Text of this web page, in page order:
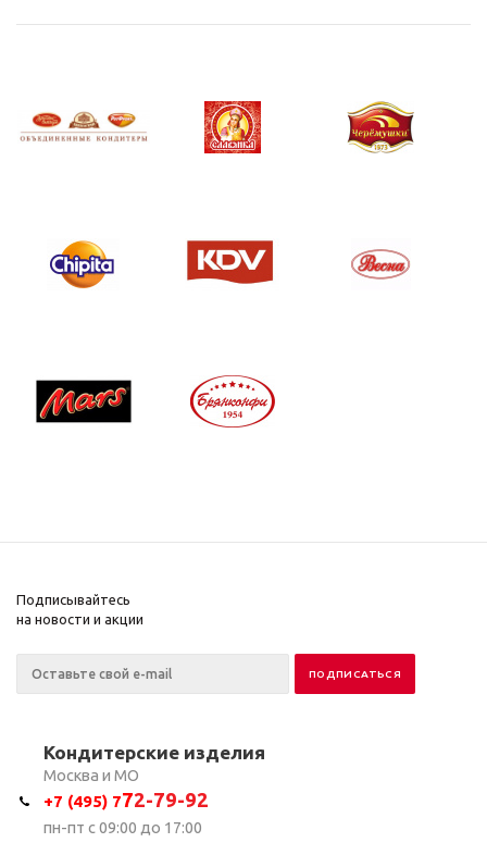
Подписывайтесь
на новости и акции
Кондитерские изделия
Москва и МО
+7 (495) 772-79-92
пн-пт с 09:00 до 17:00